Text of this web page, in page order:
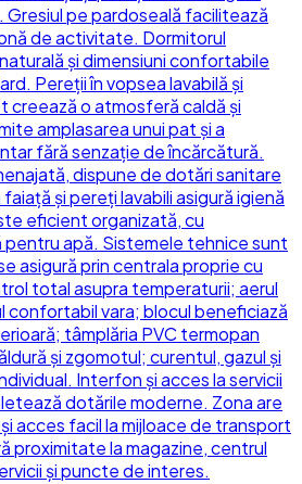
pe pardoseală facilitează
de activitate. Dormitorul
și dimensiuni confortabile
Pereții în vopsea lavabilă și
creează o atmosferă caldă și
amplasarea unui pat și a
fără senzație de încărcătură.
dispune de dotări sanitare
și pereți lavabili asigură igienă
eficient organizată, cu
pentru apă. Sistemele tehnice sunt
asigură prin centrala proprie cu
total asupra temperaturii; aerul
confortabil vara; blocul beneficiază
tâmplăria PVC termopan
și zgomotul; curentul, gazul și
Interfon și acces la servicii
dotările moderne. Zona are
acces facil la mijloace de transport
proximitate la magazine, centrul
și puncte de interes.